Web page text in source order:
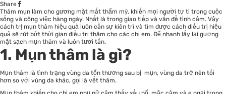
Share
Thâm mụn làm cho gương mặt mất thẩm mỹ, khiến mọi người tự ti trong cuộc
sống và công việc hàng ngày. Nhất là trong giao tiếp và vấn đề tình cảm. Vậy
cách trị mụn thâm hiệu quả luôn cần sự kiên trì và tìm được cách điều trị hiệu
quả sẽ rút bớt thời gian điều trị thâm cho các chị em. Để nhanh lấy lại gương
mặt sạch mụn thâm và luôn tươi tắn.
1. Mụn thâm là gì?
Mụn thâm là tình trạng vùng da tổn thương sau bị mụn, vùng da trở nên tối
hơn so với vùng da khác, gọi là vết thâm.